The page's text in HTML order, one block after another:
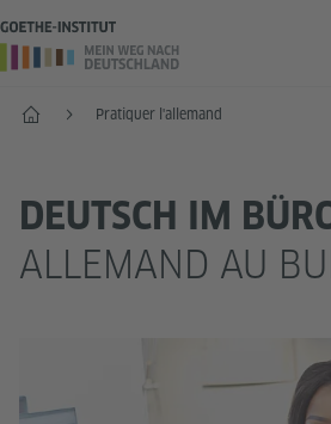
Accueil Pratiquer l'allemand
DEUTSCH IM
ALLEMAND AU